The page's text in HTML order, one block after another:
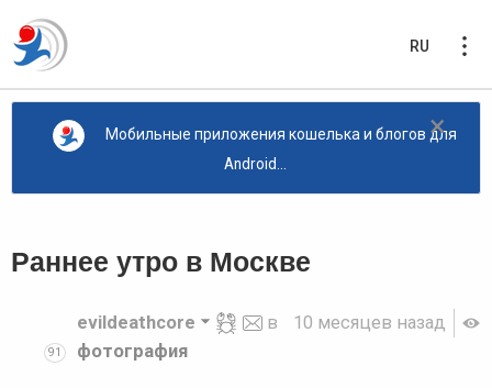
RU
×
Мобильные приложения кошелька и блогов для
Android...
Раннее утро в Москве
10 месяцев назад
91
evildeathcore
в
фотография